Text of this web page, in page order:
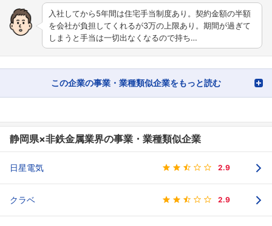
入社してから5年間は住宅手当制度あり。契約金額の半額
を会社が負担してくれるが3万の上限あり。期間が過ぎて
しまうと手当は一切出なくなるので持ち…
この企業の事業・業種類似企業をもっと読む
静岡県×非鉄金属業界の事業・業種類似企業
日星電気 2.9
クラベ 2.9